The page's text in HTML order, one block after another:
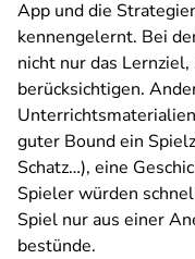
App und die
kennengelernt. Bei
nicht nur das
berücksichtigen.
guter Bound ein
Schatz…), eine
Spieler würden
Spiel nur aus einer
bestünde.